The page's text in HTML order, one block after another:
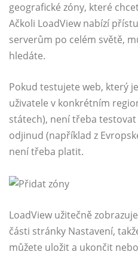
geografické zóny, které
Ačkoli LoadView nabízí
serverům po celém světě,
hledáte.
Pokud testujete web, který
uživatele v konkrétním
státech), není třeba
odjinud (například z
není třeba platit.
LoadView užitečně
části stránky Nastavení,
můžete uložit a ukončit